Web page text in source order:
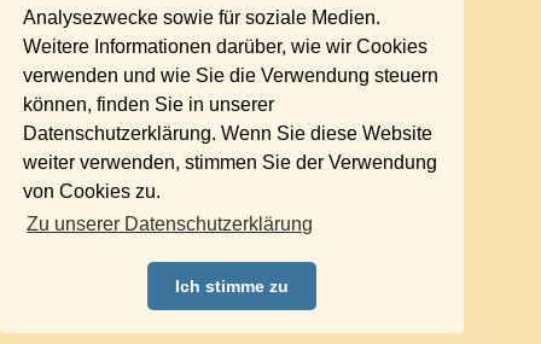
Analysezwecke sowie für soziale Medien.
Weitere Informationen darüber, wie wir Cookies
verwenden und wie Sie die Verwendung steuern
können, finden Sie in unserer
Datenschutzerklärung. Wenn Sie diese Website
weiter verwenden, stimmen Sie der Verwendung
von Cookies zu.
Zu unserer Datenschutzerklärung
Ich stimme zu
Lichtenberg
Marzahn
Neukölln
Pankow
Reinickendorf
Schöneberg
Spandau
Steglitz
Tempelhof
Treptow
Umland Ost